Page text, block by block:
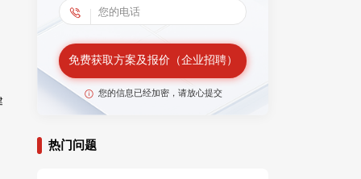
免费获取方案及报价（企业招聘）
您的信息已经加密，请放心提交
热门问题